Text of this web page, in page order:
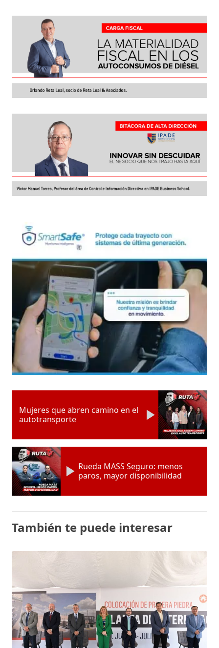
Mujeres que abren camino en el
autotransporte
Rueda MASS Seguro: menos
paros, mayor disponibilidad
También te puede interesar